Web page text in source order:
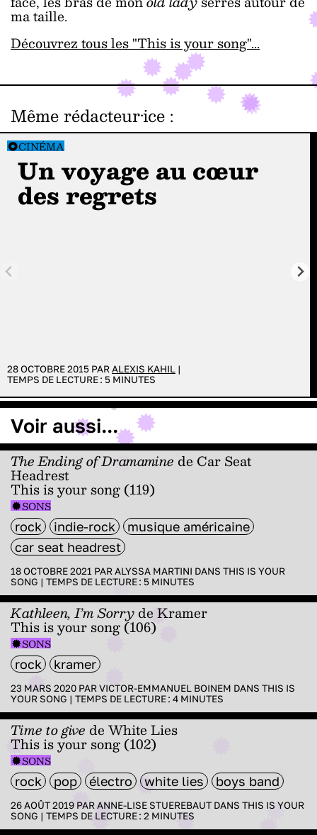
ma taille.
Découvrez tous les "This is your song"...
Même rédacteur·ice :
CINÉMA
Un voyage au cœur
des regrets
28 OCTOBRE 2015 PARALEXIS KAHIL |
TEMPS DE LECTURE : 5 MINUTES
Voir aussi...
The Ending of Dramamine de Car Seat
Headrest
This is your song (119)
SONS
rock indie-rock
musique américaine
car seat headrest
18 OCTOBRE 2021 PARALYSSA MARTINI DANS THIS IS YOUR
SONG | TEMPS DE LECTURE : 5 MINUTES
Kathleen, I’m Sorryde Kramer
This is your song (106)
SONS
rock kramer
23 MARS 2020 PARVICTOR-EMMANUEL BOINEM DANS THIS IS
YOUR SONG | TEMPS DE LECTURE : 4 MINUTES
Time to give de White Lies
This is your song (102)
SONS
rock pop électro white lies boys band
26 AOÛT 2019 PARANNE-LISE STUEREBAUT DANS THIS IS YOUR
SONG | TEMPS DE LECTURE : 2 MINUTES